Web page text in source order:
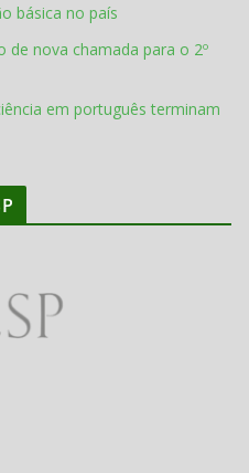
básica no país
de nova chamada para o 2º
em português terminam